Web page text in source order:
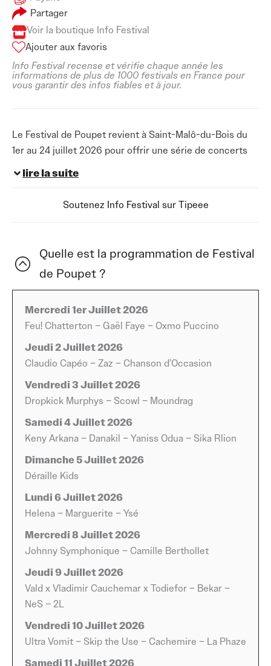
Partager
Voir la boutique Info Festival
Ajouter aux favoris
Info Festival recense et vérifie chaque année les
informations de plus de 1000 festivals en France pour
vous garantir des infos fiables et à jour.
Le Festival de Poupet revient à Saint-Malô-du-Bois du
1er au 24 juillet 2026 pour offrir une série de concerts
exceptionnels qui ravira les amateurs de musique de
tous horizons. Chaque année, ce rendez-vous attire un
public fidèle grâce à sa programmation riche et
diversifiée, mêlant grands noms internationaux et
qui promettent des moments forts et inoubliables.
La programmation 2026 dévoile déjà des têtes d’affiche
incontournables telles que Dropkick Murphys, Zz Top,
Gims ou encore Laura Cox. Les amateurs de punk et de
rock trouveront leur bonheur avec Scowl, Moundrag ou
Komodor, tandis que les fans de hip-hop et de pop
pourront se réjouir des performances de Theodora et
L2B. Les festivaliers découvriront également des
propositions plus originales et ludiques, comme le
spectacle “Le Poupet Déraille… fait son cirque”, qui
promet une expérience artistique hors du commun.
créer une ambiance conviviale où chacun peut profiter
de la musique selon ses goûts.
Situé à Saint-Malô-du-Bois, dans le cadre naturel du
bocage vendéen, le Festival de Poupet bénéficie d’un
emplacement facile d’accès pour tous. La proximité
facilite la venue des festivaliers, que ce soit pour une
journée ou pour plusieurs concerts. Cette localisation
permet également de profiter de la douceur de l’été en
Vendée, tout en vivant pleinement l’expérience
musicale.
lire la suite
Soutenez Info Festival sur Tipeee
Quelle est la programmation de Festival
de Poupet ?
Mercredi 1er Juillet 2026
Feu! Chatterton – Gaël Faye – Oxmo Puccino
Jeudi 2 Juillet 2026
Claudio Capéo – Zaz – Chanson d’Occasion
Vendredi 3 Juillet 2026
Dropkick Murphys – Scowl – Moundrag
Samedi 4 Juillet 2026
Keny Arkana – Danakil – Yaniss Odua – Sika Rlion
Dimanche 5 Juillet 2026
Déraille Kids
Lundi 6 Juillet 2026
Helena – Marguerite – Ysé
Mercredi 8 Juillet 2026
Johnny Symphonique – Camille Berthollet
Jeudi 9 Juillet 2026
Vald x Vladimir Cauchemar x Todiefor – Bekar –
NeS – 2L
Vendredi 10 Juillet 2026
Ultra Vomit – Skip the Use – Cachemire – La Phaze